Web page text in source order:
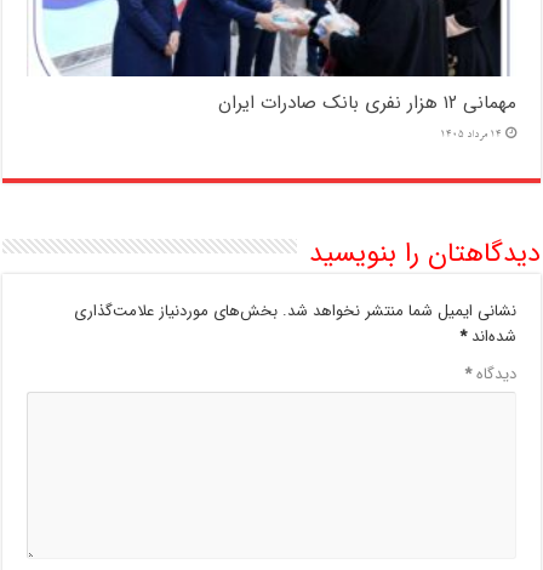
مهمانی ۱۲ هزار نفری بانک صادرات ایران
14 مرداد 1405
دیدگاهتان را بنویسید
نشانی ایمیل شما منتشر نخواهد شد. بخش‌های موردنیاز علامت‌گذاری
شده‌اند*
دیدگاه*